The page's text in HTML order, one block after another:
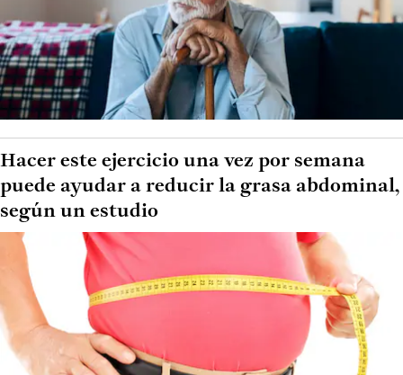
Hacer este ejercicio una vez por semana
puede ayudar a reducir la grasa abdominal,
según un estudio